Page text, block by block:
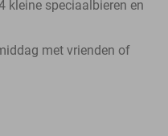
kleine speciaalbieren en
met vrienden of